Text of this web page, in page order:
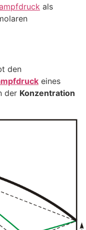
als
den
eines
der Konzentration